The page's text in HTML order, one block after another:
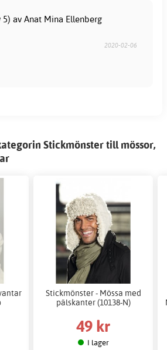
5) av Anat Mina Ellenberg
2020-02-06
Stickmönster till mössor,
Stickmönster - Mössa med
pälskanter (10138-N)
49 kr
I lager